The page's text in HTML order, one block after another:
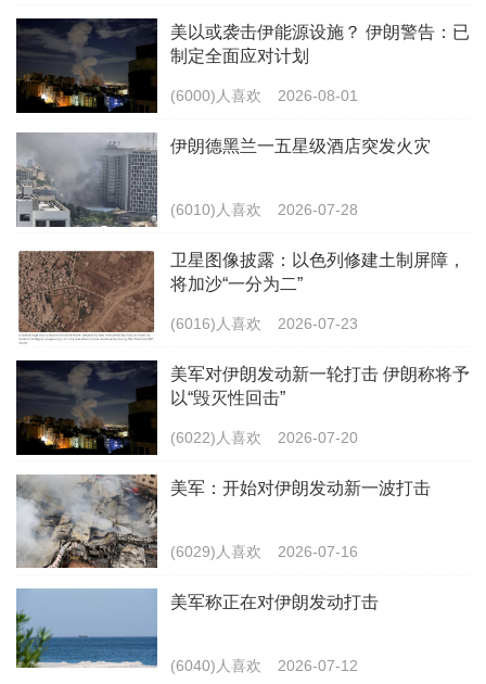
美以或袭击伊能源设施？ 伊朗警告：已
制定全面应对计划
(6000)人喜欢 2026-08-01
伊朗德黑兰一五星级酒店突发火灾
(6010)人喜欢 2026-07-28
卫星图像披露：以色列修建土制屏障，
将加沙“一分为二”
(6016)人喜欢 2026-07-23
美军对伊朗发动新一轮打击 伊朗称将予
以“毁灭性回击”
(6022)人喜欢 2026-07-20
美军：开始对伊朗发动新一波打击
(6029)人喜欢 2026-07-16
美军称正在对伊朗发动打击
(6040)人喜欢 2026-07-12